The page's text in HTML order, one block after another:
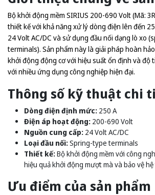
Bộ khởi động mềm SIRIUS 200-690 Volt (Mã:
thiết kế với khả năng xử lý dòng điện lên đến
24 Volt AC/DC và sử dụng đầu nối dạng lò xo
terminals). Sản phẩm này là giải pháp hoàn
khởi động động cơ với hiệu suất ổn định và độ
với nhiều ứng dụng công nghiệp hiện đại.
Thông số kỹ thuật chi
Dòng điện định mức: 250 A
Điện áp hoạt động: 200-690 Volt
Nguồn cung cấp: 24 Volt AC/DC
Loại đầu nối:Spring-type terminals
Thiết kế:Bộ khởi động mềm với công
hiệu quả khởi động mượt mà và bảo vệ
Ưu điểm của sản phẩm